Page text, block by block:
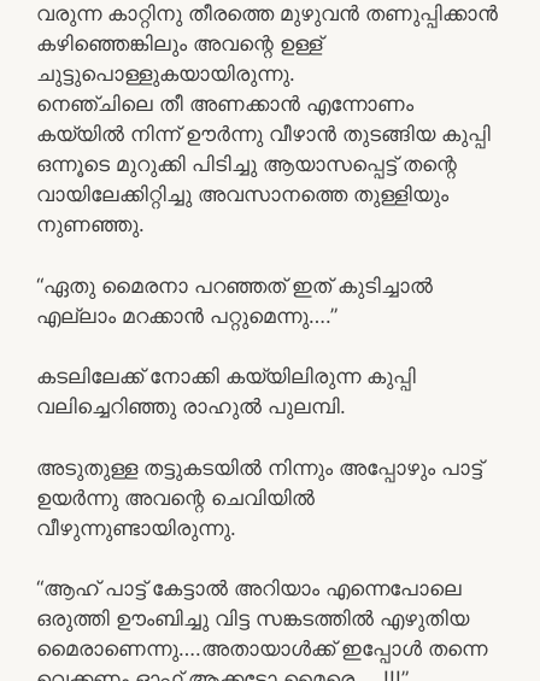
വരുന്ന കാറ്റിനു തീരത്തെ മുഴുവൻ തണുപ്പിക്കാൻ
കഴിഞ്ഞെങ്കിലും അവന്റെ ഉള്ള്
ചുട്ടുപൊള്ളുകയായിരുന്നു.
നെഞ്ചിലെ തീ അണക്കാൻ എന്നോണം
കയ്യിൽ നിന്ന് ഊർന്നു വീഴാൻ തുടങ്ങിയ കുപ്പി
ഒന്നൂടെ മുറുക്കി പിടിച്ചു ആയാസപ്പെട്ട് തന്റെ
വായിലേക്കിറ്റിച്ചു അവസാനത്തെ തുള്ളിയും
നുണഞ്ഞു.
“ഏതു മൈരനാ പറഞ്ഞത് ഇത് കുടിച്ചാൽ
എല്ലാം മറക്കാൻ പറ്റുമെന്നു….”
കടലിലേക്ക് നോക്കി കയ്യിലിരുന്ന കുപ്പി
വലിച്ചെറിഞ്ഞു രാഹുൽ പുലമ്പി.
അടുതുള്ള തട്ടുകടയിൽ നിന്നും അപ്പോഴും പാട്ട്
ഉയർന്നു അവന്റെ ചെവിയിൽ
വീഴുന്നുണ്ടായിരുന്നു.
“ആഹ് പാട്ട് കേട്ടാൽ അറിയാം എന്നെപോലെ
ഒരുത്തി ഊംബിച്ചു വിട്ട സങ്കടത്തിൽ എഴുതിയ
മൈരാണെന്നു….അതായാൾക്ക് ഇപ്പോൾ തന്നെ